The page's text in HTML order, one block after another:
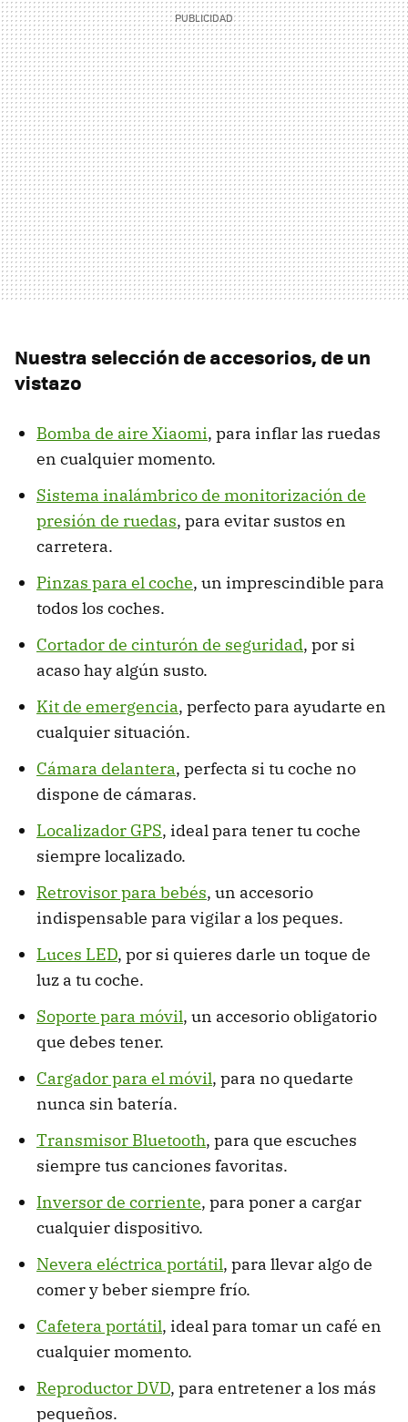
Nuestra selección de accesorios, de un
vistazo
Bomba de aire Xiaomi, para inflar las ruedas
en cualquier momento.
Sistema inalámbrico de monitorización de
presión de ruedas, para evitar sustos en
carretera.
Pinzas para el coche, un imprescindible para
todos los coches.
Cortador de cinturón de seguridad, por si
acaso hay algún susto.
Kit de emergencia, perfecto para ayudarte en
cualquier situación.
Cámara delantera, perfecta si tu coche no
dispone de cámaras.
Localizador GPS, ideal para tener tu coche
siempre localizado.
Retrovisor para bebés, un accesorio
indispensable para vigilar a los peques.
Luces LED, por si quieres darle un toque de
luz a tu coche.
Soporte para móvil, un accesorio obligatorio
que debes tener.
Cargador para el móvil, para no quedarte
nunca sin batería.
Transmisor Bluetooth, para que escuches
siempre tus canciones favoritas.
Inversor de corriente, para poner a cargar
cualquier dispositivo.
Nevera eléctrica portátil, para llevar algo de
comer y beber siempre frío.
Cafetera portátil, ideal para tomar un café en
cualquier momento.
Reproductor DVD, para entretener a los más
pequeños.